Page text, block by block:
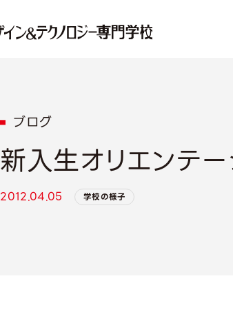
ブログ
新入生オリエンテー
2012.04.05 学校の様子